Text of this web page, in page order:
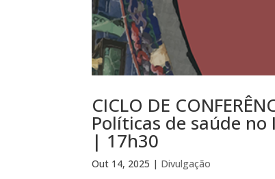
CICLO DE
Políticas de saúde
| 17h30
Out 14, 2025 | Divulgação